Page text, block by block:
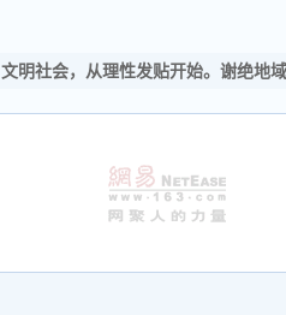
文明社会，从理性发贴开始。谢绝地